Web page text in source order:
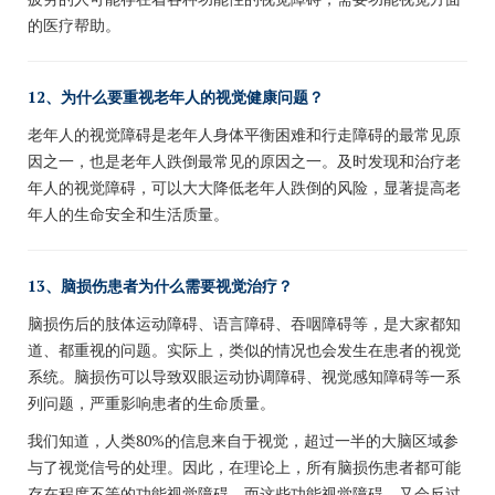
的医疗帮助。
12、为什么要重视老年人的视觉健康问题？
老年人的视觉障碍是老年人身体平衡困难和行走障碍的最常见原
因之一，也是老年人跌倒最常见的原因之一。及时发现和治疗老
年人的视觉障碍，可以大大降低老年人跌倒的风险，显著提高老
年人的生命安全和生活质量。
13、脑损伤患者为什么需要视觉治疗？
脑损伤后的肢体运动障碍、语言障碍、吞咽障碍等，是大家都知
道、都重视的问题。实际上，类似的情况也会发生在患者的视觉
系统。脑损伤可以导致双眼运动协调障碍、视觉感知障碍等一系
列问题，严重影响患者的生命质量。
我们知道，人类80%的信息来自于视觉，超过一半的大脑区域参
与了视觉信号的处理。因此，在理论上，所有脑损伤患者都可能